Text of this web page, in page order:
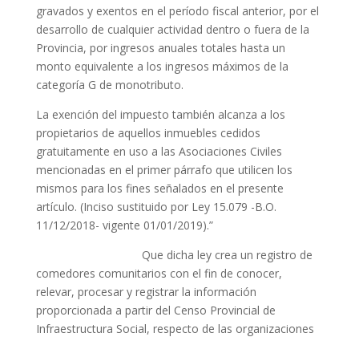
gravados y exentos en el período fiscal anterior, por el
desarrollo de cualquier actividad dentro o fuera de la
Provincia, por ingresos anuales totales hasta un
monto equivalente a los ingresos máximos de la
categoría G de monotributo.
La exención del impuesto también alcanza a los
propietarios de aquellos inmuebles cedidos
gratuitamente en uso a las Asociaciones Civiles
mencionadas en el primer párrafo que utilicen los
mismos para los fines señalados en el presente
artículo. (Inciso sustituido por Ley 15.079 -B.O.
11/12/2018- vigente 01/01/2019).”
Que dicha ley crea un registro de
comedores comunitarios con el fin de conocer,
relevar, procesar y registrar la información
proporcionada a partir del Censo Provincial de
Infraestructura Social, respecto de las organizaciones